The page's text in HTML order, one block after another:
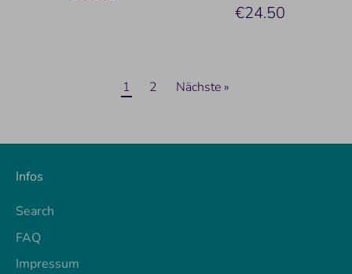
€24.50
1 2 Nächste »
Infos
Search
FAQ
Impressum